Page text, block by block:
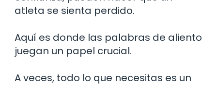
atleta se sienta perdido.
Aquí es donde las palabras de aliento
juegan un papel crucial.
A veces, todo lo que necesitas es un